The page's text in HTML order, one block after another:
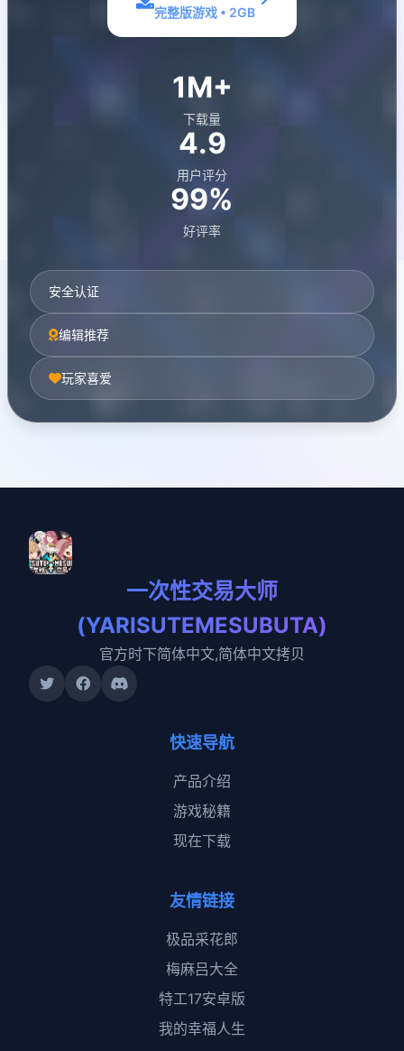
完整版游戏 • 2GB
1M+
下载量
4.9
用户评分
99%
好评率
安全认证
编辑推荐
玩家喜爱
一次性交易大师
(YARISUTEMESUBUTA)
官方时下简体中文,简体中文拷贝
快速导航
产品介绍
游戏秘籍
现在下载
友情链接
极品采花郎
梅麻吕大全
特工17安卓版
我的幸福人生